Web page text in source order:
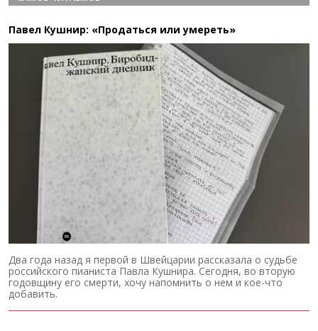
Павел Кушнир: «Продаться или умереть»
Два года назад я первой в Швейцарии рассказала о судьбе
российского пианиста Павла Кушнира. Сегодня, во вторую
годовщину его смерти, хочу напомнить о нем и кое-что
добавить.